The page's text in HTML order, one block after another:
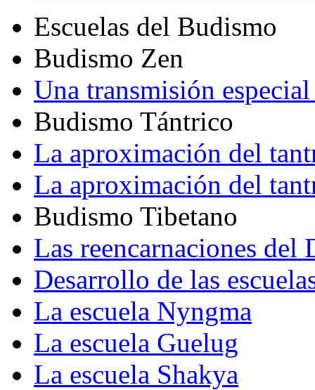
Escuelas del Budismo
Budismo Zen
Una transmisión
Budismo Tántrico
La aproximación del
La aproximación del
Budismo Tibetano
Las reencarnaciones del
Desarrollo de las
La escuela Nyngma
La escuela Guelug
La escuela Shakya